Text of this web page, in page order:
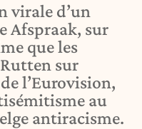
virale d’un
Afspraak, sur
que les
sur
l’Eurovision,
au
antiracisme.